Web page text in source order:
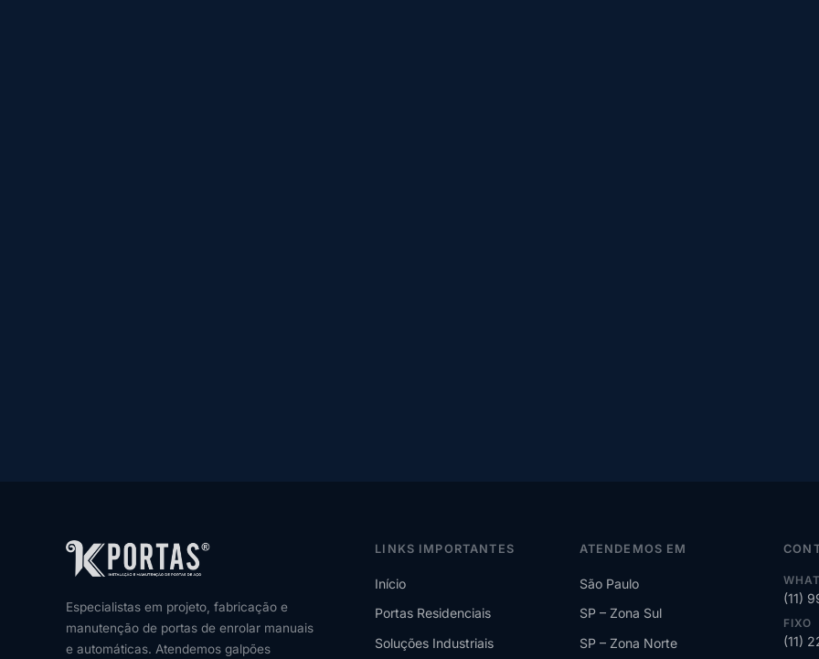
Especialistas em projeto, fabricação e
manutenção de portas de enrolar manuais
e automáticas. Atendemos galpões
LINKS IMPORTANTES
Início
Portas Residenciais
Soluções Industriais
ATENDEMOS EM
São Paulo
SP – Zona Sul
SP – Zona Norte
(11)
FIXO
(11)